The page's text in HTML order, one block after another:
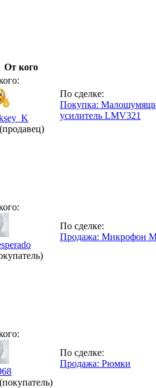
От кого
(продавец)
По сделке:
Покупка:
усилитель LMV321
По сделке:
Продажа: Микрофон
(покупатель)
По сделке:
Продажа: Рюмки